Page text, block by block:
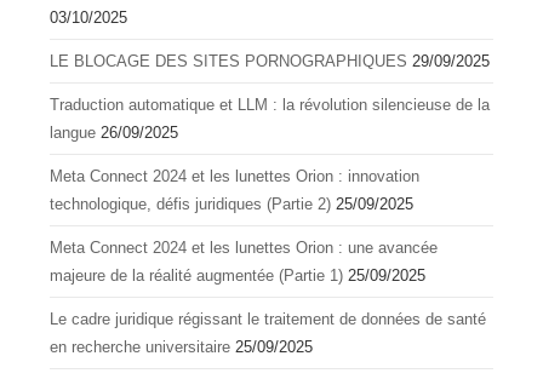
03/10/2025
LE BLOCAGE DES SITES PORNOGRAPHIQUES 29/09/2025
Traduction automatique et LLM : la révolution silencieuse de la
langue 26/09/2025
Meta Connect 2024 et les lunettes Orion : innovation
technologique, défis juridiques (Partie 2) 25/09/2025
Meta Connect 2024 et les lunettes Orion : une avancée
majeure de la réalité augmentée (Partie 1) 25/09/2025
Le cadre juridique régissant le traitement de données de santé
en recherche universitaire 25/09/2025